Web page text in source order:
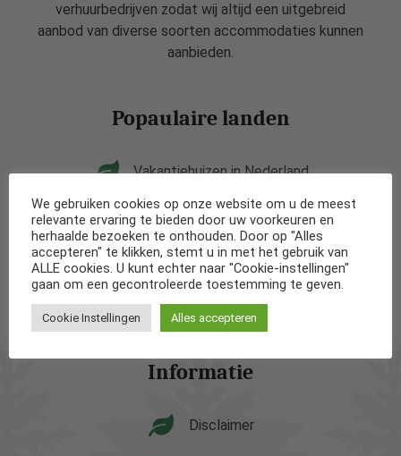
verhuurbedrijven zodat wij altijd een uitgebreid
aanbod van diverse soorten accommodaties kunnen
aanbieden.
Popaulaire landen
Vakantiehuizen in Nederland
Vakantiehuizen in België
Vakantiehuizen in Frankrijk
Vakantiehuizen in Spanje
Informatie
Disclaimer
We gebruiken cookies op onze website om u de meest
relevante ervaring te bieden door uw voorkeuren en
herhaalde bezoeken te onthouden. Door op "Alles
accepteren" te klikken, stemt u in met het gebruik van
ALLE cookies. U kunt echter naar "Cookie-instellingen"
gaan om een gecontroleerde toestemming te geven.
Cookie Instellingen Alles accepteren